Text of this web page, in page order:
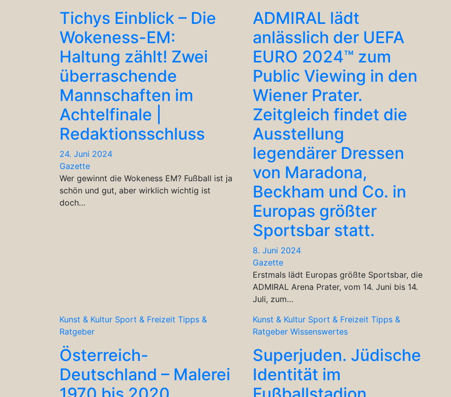
Tichys Einblick – Die
Wokeness-EM:
Haltung zählt! Zwei
überraschende
Mannschaften im
Achtelfinale |
Redaktionsschluss
24. Juni 2024
Gazette
Wer gewinnt die Wokeness EM? Fußball ist ja
schön und gut, aber wirklich wichtig ist
doch…
ADMIRAL lädt
anlässlich der UEFA
EURO 2024™ zum
Public Viewing in den
Wiener Prater.
Zeitgleich findet die
Ausstellung
legendärer Dressen
von Maradona,
Beckham und Co. in
Europas größter
Sportsbar statt.
8. Juni 2024
Gazette
Erstmals lädt Europas größte Sportsbar, die
ADMIRAL Arena Prater, vom 14. Juni bis 14.
Juli, zum…
Kunst & Kultur Sport & Freizeit Tipps &
Ratgeber
Österreich-
Deutschland – Malerei
Kunst & Kultur Sport & Freizeit Tipps &
Ratgeber Wissenswertes
Superjuden. Jüdische
Identität im